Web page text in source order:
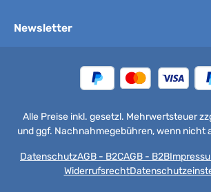
Newsletter
Alle Preise inkl. gesetzl. Mehrwertsteuer
und ggf. Nachnahmegebühren, wenn nicht
DatenschutzAGB - B2CAGB - B2B
Widerrufsrecht